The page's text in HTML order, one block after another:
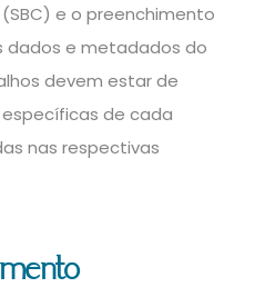
e o preenchimento
dados e metadados do
devem estar de
de cada
nas respectivas